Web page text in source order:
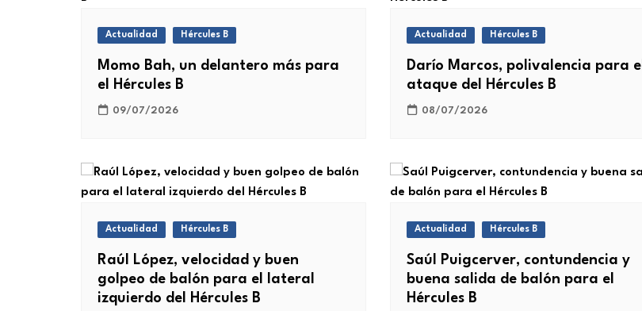
Actualidad Hércules B
Momo Bah, un delantero más para
el Hércules B
09/07/2026
Actualidad Hércules B
Darío Marcos, polivalencia para el
ataque del Hércules B
08/07/2026
Actualidad Hércules B
Raúl López, velocidad y buen
golpeo de balón para el lateral
izquierdo del Hércules B
Actualidad Hércules B
Saúl Puigcerver, contundencia y
buena salida de balón para el
Hércules B